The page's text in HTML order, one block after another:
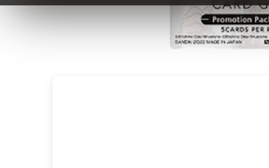
Riftbound: League of Legends TCG | Vendetta Booster Display 24 Sobres